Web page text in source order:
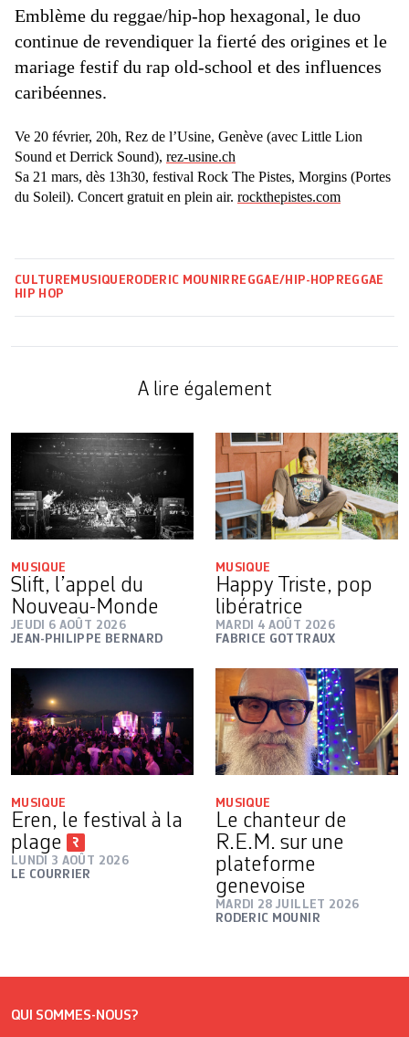
Emblème du reggae/hip-hop hexagonal, le duo
continue de revendiquer la fierté des origines et le
mariage festif du rap old-school et des influences
caribéennes.
Ve 20 février, 20h, Rez de l’Usine, Genève (avec Little Lion
Sound et Derrick Sound), rez-usine.ch
Sa 21 mars, dès 13h30, festival Rock The Pistes, Morgins (Portes
du Soleil). Concert gratuit en plein air. rockthepistes.com
CULTURE MUSIQUE RODERIC MOUNIR REGGAE/HIP-HOP REGGAE
HIP HOP
A lire également
MUSIQUE
Slift, l’appel du
Nouveau-Monde
JEUDI 6 AOÛT 2026
JEAN-PHILIPPE BERNARD
MUSIQUE
Happy Triste, pop
libératrice
MARDI 4 AOÛT 2026
FABRICE GOTTRAUX
MUSIQUE
Eren, le festival à la
plage
LUNDI 3 AOÛT 2026
LE COURRIER
MUSIQUE
Le chanteur de
R.E.M. sur une
plateforme
genevoise
MARDI 28 JUILLET 2026
RODERIC MOUNIR
QUI SOMMES-NOUS?